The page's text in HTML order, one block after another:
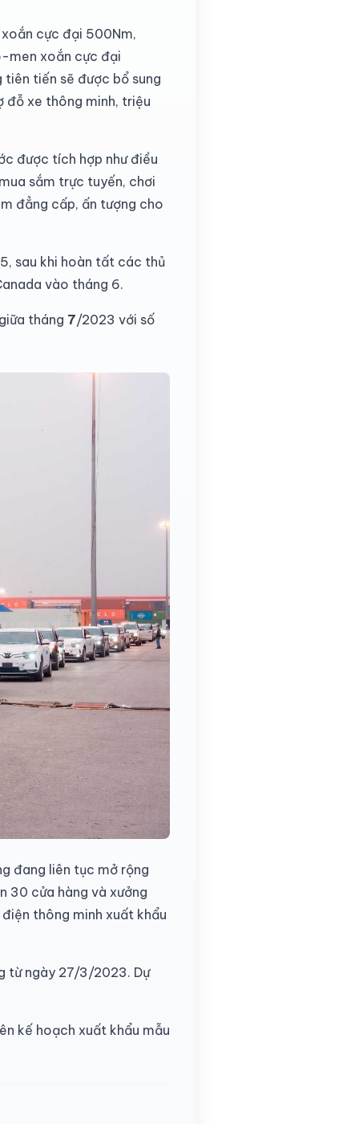
cực đại 500Nm,
men xoắn cực đại
tiến sẽ được bổ sung
đỗ xe thông minh, triệu
được tích hợp như điều
sắm trực tuyến, chơi
đẳng cấp, ấn tượng cho
sau khi hoàn tất các thủ
vào tháng 6.
tháng 7/2023 với số
đang liên tục mở rộng
30 cửa hàng và xưởng
thông minh xuất khẩu
từ ngày 27/3/2023. Dự
kế hoạch xuất khẩu mẫu